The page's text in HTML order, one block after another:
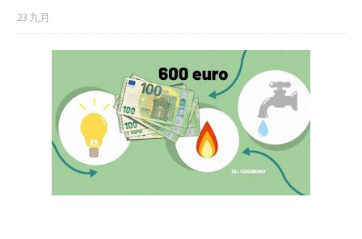
23 九月